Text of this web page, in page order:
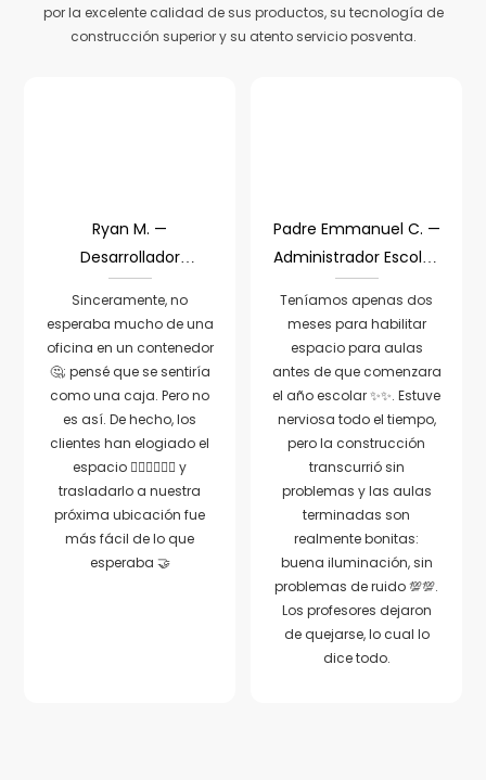
por la excelente calidad de sus productos, su tecnología de
construcción superior y su atento servicio posventa.
Ryan M. —
Desarrollador
Comercial, Canadá
Sinceramente, no
esperaba mucho de una
oficina en un contenedor
🤔; pensé que se sentiría
como una caja. Pero no
es así. De hecho, los
clientes han elogiado el
espacio 👍🏻👍🏻👍🏻 y
trasladarlo a nuestra
próxima ubicación fue
más fácil de lo que
esperaba 🤝
Padre Emmanuel C. —
Administrador Escolar,
Malta
Teníamos apenas dos
meses para habilitar
espacio para aulas
antes de que comenzara
el año escolar ✨✨. Estuve
nerviosa todo el tiempo,
pero la construcción
transcurrió sin
problemas y las aulas
terminadas son
realmente bonitas:
buena iluminación, sin
problemas de ruido 💯💯.
Los profesores dejaron
de quejarse, lo cual lo
dice todo.